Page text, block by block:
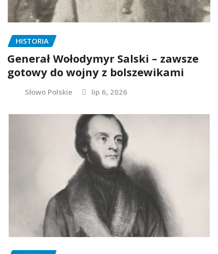
HISTORIA
Generał Wołodymyr Salski – zawsze
gotowy do wojny z bolszewikami
Słowo Polskie lip 6, 2026